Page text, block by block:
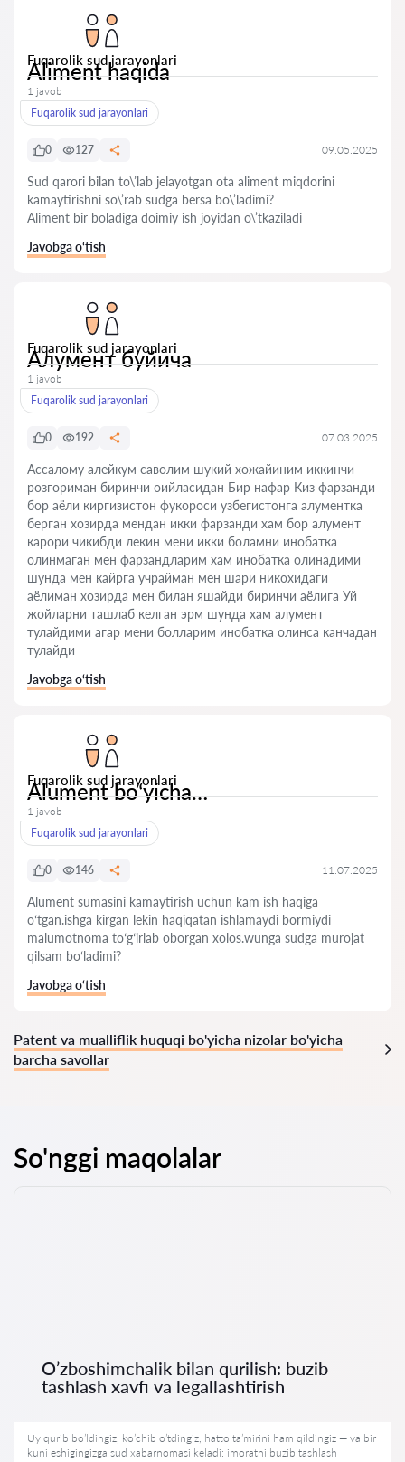
Fuqarolik sud jarayonlari
Aliment haqida
1 javob
Fuqarolik sud jarayonlari
0 127 09.05.2025
Sud qarori bilan to\’lab jelayotgan ota aliment miqdorini
kamaytirishni so\’rab sudga bersa bo\’ladimi?
Aliment bir boladiga doimiy ish joyidan o\’tkaziladi
Javobga o‘tish
Fuqarolik sud jarayonlari
Алумент буйича
1 javob
Fuqarolik sud jarayonlari
0 192 07.03.2025
Ассалому алейкум саволим шукий хожайиним иккинчи
розгориман биринчи оийласидан Бир нафар Киз фарзанди
бор аёли киргизистон фукороси узбегистонга алументка
берган хозирда мендан икки фарзанди хам бор алумент
карори чикибди лекин мени икки боламни инобатка
олинмаган мен фарзандларим хам инобатка олинадими
шунда мен кайрга учрайман мен шари никохидаги
аёлиман хозирда мен билан яшайди биринчи аёлига Уй
жойларни ташлаб келган эрм шунда хам алумент
тулайдими агар мени болларим инобатка олинса канчадан
тулайди
Javobga o‘tish
Fuqarolik sud jarayonlari
Alument boʻyicha…
1 javob
Fuqarolik sud jarayonlari
0 146 11.07.2025
Alument sumasini kamaytirish uchun kam ish haqiga
oʻtgan.ishga kirgan lekin haqiqatan ishlamaydi bormiydi
malumotnoma toʻgʻirlab oborgan xolos.wunga sudga murojat
qilsam boʻladimi?
Javobga o‘tish
Patent va mualliflik huquqi bo'yicha nizolar bo'yicha
barcha savollar
So'nggi maqolalar
O’zboshimchalik bilan qurilish: buzib
tashlash xavfi va legallashtirish
Uy qurib bo’ldingiz, ko’chib o’tdingiz, hatto ta’mirini ham qildingiz — va bir
kuni eshigingizga sud xabarnomasi keladi: imoratni buzib tashlash